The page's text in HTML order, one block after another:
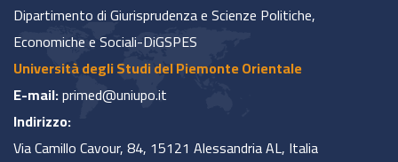
Dipartimento di Giurisprudenza e Scienze Politiche,
Economiche e Sociali-DiGSPES
Università degli Studi del Piemonte Orientale
E-mail:primed@uniupo.it
Indirizzo:
Via Camillo Cavour, 84, 15121 Alessandria AL, Italia